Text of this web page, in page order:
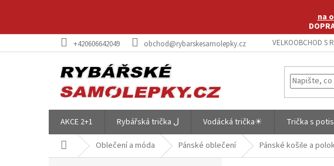
na
+420606642049 obchod@rybarskesamolepky.cz VELKOOBCHOD S
AKCE 2+1 Rybářská trička ل Vodácká trička☀ Trička s
Domů Oblečení a móda Pánské oblečení Pánské košile a